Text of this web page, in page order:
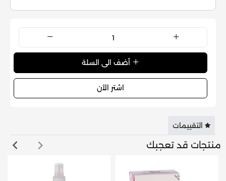
اشتر الآن
التقييمات
منتجات قد تعجبك